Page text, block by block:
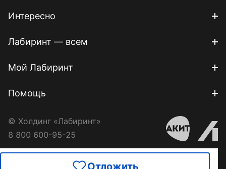
Отложить
Интересно
Лабиринт — всем
Мой Лабиринт
Помощь
© Холдинг «Лабиринт»
8 800 600-95-25